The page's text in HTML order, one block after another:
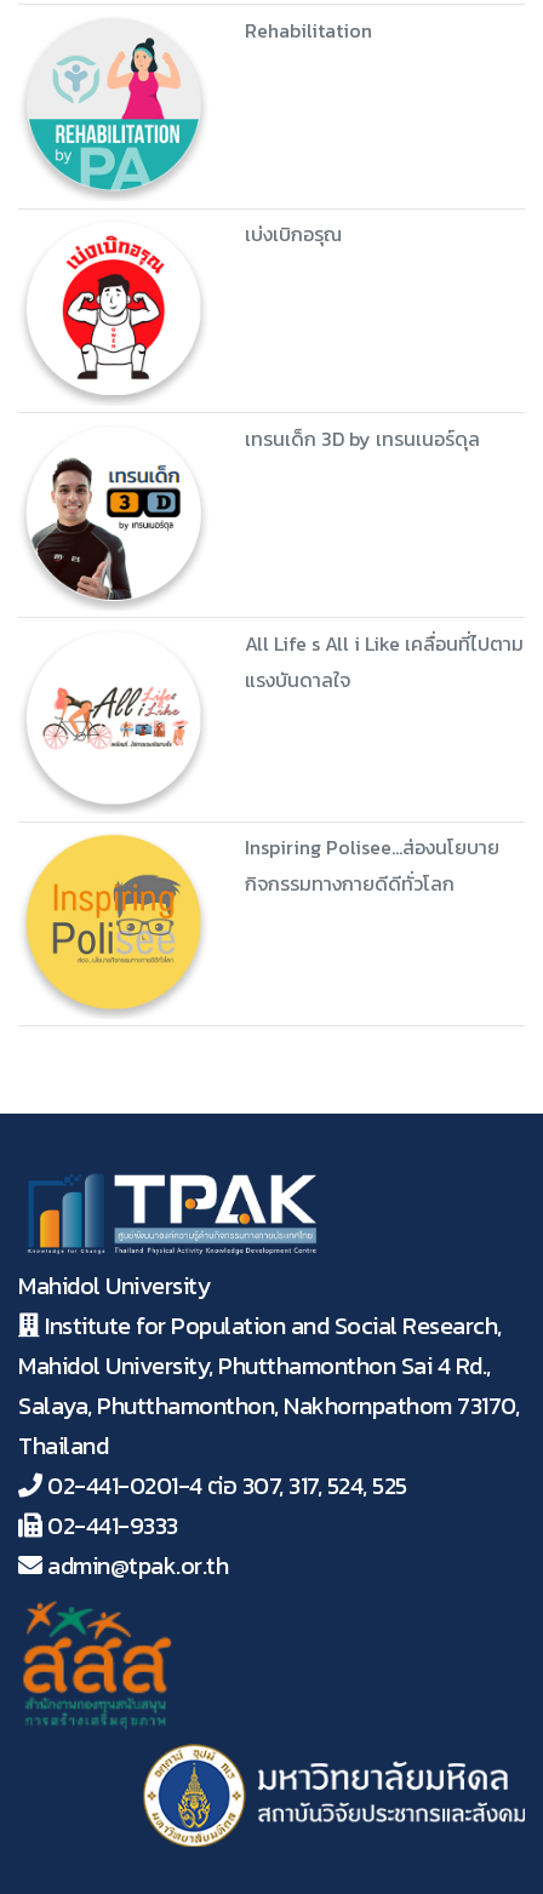
Rehabilitation
เบ่งเบิกอรุณ
เทรนเด็ก 3D by เทรนเนอร์ดุล
All Life s All i Like เคลื่อนที่ไปตาม
แรงบันดาลใจ
Inspiring Polisee...ส่องนโยบาย
กิจกรรมทางกายดีดีทั่วโลก
Mahidol University
Institute for Population and Social Research,
Mahidol University, Phutthamonthon Sai 4 Rd.,
Salaya, Phutthamonthon, Nakhornpathom 73170,
Thailand
02-441-0201-4 ต่อ 307, 317, 524, 525
02-441-9333
admin@tpak.or.th